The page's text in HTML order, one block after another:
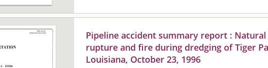
Pipeline accident summary report :
rupture and fire during dredging of Tiger
Louisiana, October 23, 1996